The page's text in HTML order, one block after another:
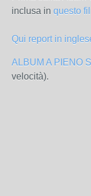
inclusa in questo
Qui report in
ALBUM A PIENO
velocità).